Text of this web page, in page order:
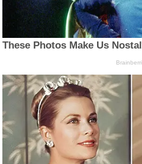
These Photos Make Us